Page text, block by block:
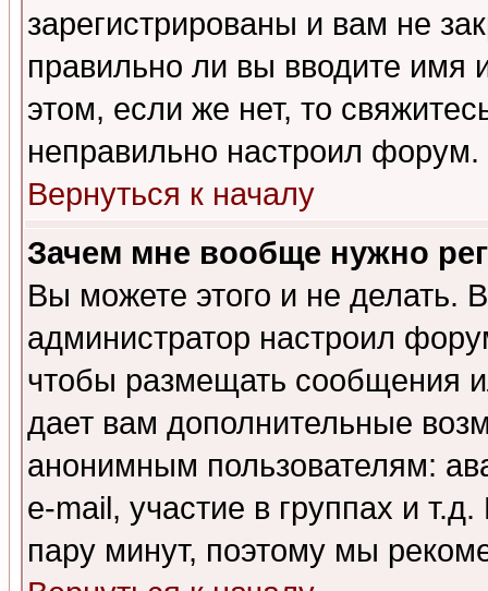
зарегистрированы и вам не
правильно ли вы вводите
этом, если же нет, то
неправильно настроил форум.
Вернуться к началу
Зачем мне вообще нужно
Вы можете этого и не делать.
администратор настроил
чтобы размещать сообщения
дает вам дополнительные
анонимным пользователям:
e-mail, участие в группах и
пару минут, поэтому мы